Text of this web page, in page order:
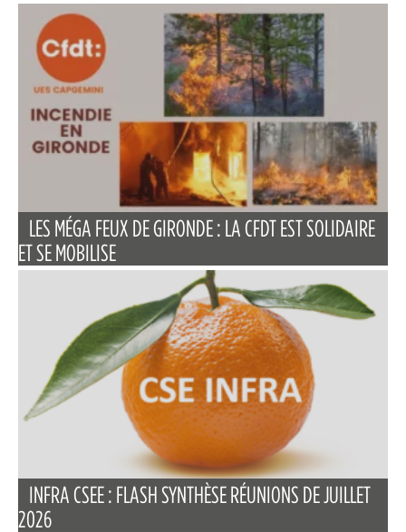
LES MÉGA FEUX DE GIRONDE : LA CFDT EST SOLIDAIRE
ET SE MOBILISE
INFRA CSEE : FLASH SYNTHÈSE RÉUNIONS DE JUILLET
2026